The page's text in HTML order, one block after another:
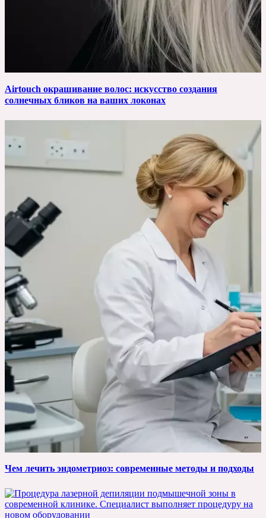
Airtouch окрашивание волос: искусство создания
солнечных бликов на ваших локонах
Чем лечить эндометриоз: современные методы и подходы